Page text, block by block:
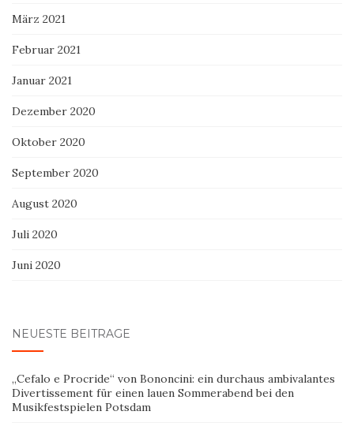
März 2021
Februar 2021
Januar 2021
Dezember 2020
Oktober 2020
September 2020
August 2020
Juli 2020
Juni 2020
NEUESTE BEITRÄGE
„Cefalo e Procride“ von Bononcini: ein durchaus ambivalantes
Divertissement für einen lauen Sommerabend bei den
Musikfestspielen Potsdam